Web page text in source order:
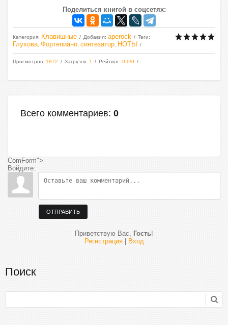
Поделиться книгой в соцсетях:
Категория: Клавишные Добавил: aperock Теги:
Глухова Фортепиано синтезатор НОТЫ
Просмотров: 1872 Загрузок: 1 Рейтинг: 0.0/0
Всего комментариев: 0
ComForm">
Войдите:
ОТПРАВИТЬ
Приветствую Вас, Гость!
Регистрация| Вход
Поиск